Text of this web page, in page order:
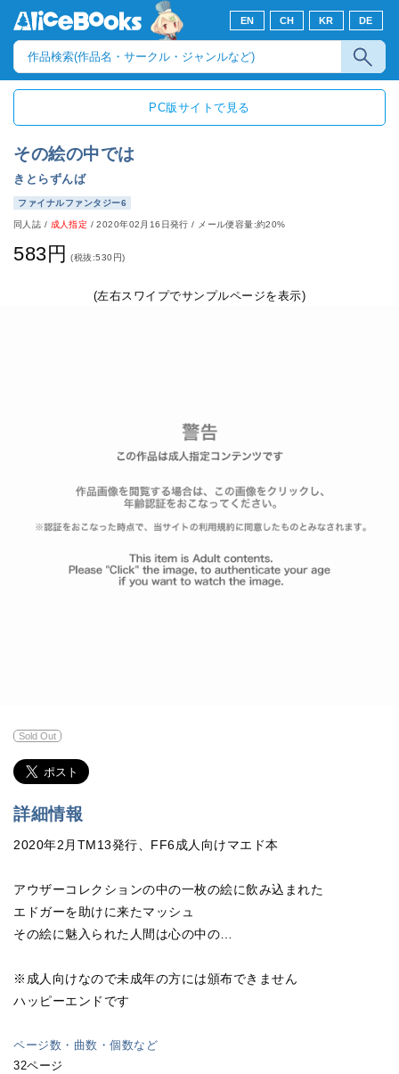
EN CH KR DE
PC版サイトで見る
その絵の中では
きとらずんば
ファイナルファンタジー6
同人誌 / 成人指定 /2020年02月16日発行 / メール便容量:約20%
583円 (税抜:530円)
(左右スワイプでサンプルページを表示)
Sold Out
詳細情報
2020年2月TM13発行、FF6成人向けマエド本
アウザーコレクションの中の一枚の絵に飲み込まれた
エドガーを助けに来たマッシュ
その絵に魅入られた人間は心の中の…
※成人向けなので未成年の方には頒布できません
ハッピーエンドです
ページ数・曲数・個数など
32ページ